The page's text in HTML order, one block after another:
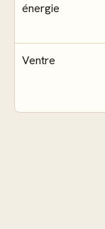
énergie
Ventre